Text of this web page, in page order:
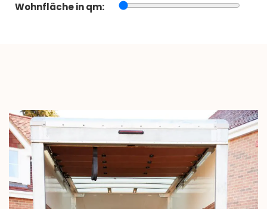
Wohnfläche in qm: